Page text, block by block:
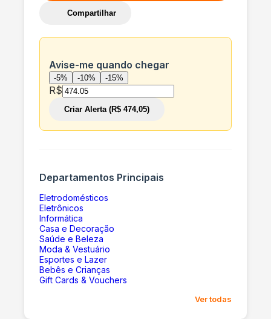
Compartilhar
Avise-me quando chegar
-5% -10% -15%
R$
Criar Alerta (R$ 474,05)
Departamentos Principais
Eletrodomésticos
Eletrônicos
Informática
Casa e Decoração
Saúde e Beleza
Moda & Vestuário
Esportes e Lazer
Bebês e Crianças
Gift Cards & Vouchers
Ver todas